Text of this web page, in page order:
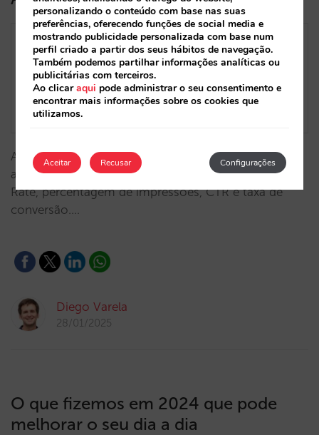
Aproveite ao máximo o Google Hotel Ads,
aumentando a sua visibilidade, procura, Participation
Rate, percentagem de impressões, CTR e taxa de
conversão.…
Diego Varela
28/01/2025
O que fizemos em 2024 que pode
melhorar o seu dia a dia
personalizando o conteúdo com base nas suas
preferências, oferecendo funções de social media e
mostrando publicidade personalizada com base num
perfil criado a partir dos seus hábitos de navegação.
Também podemos partilhar informações analíticas ou
publicitárias com terceiros.
Ao clicaraqui pode administrar o seu consentimento e
encontrar mais informações sobre os cookies que
utilizamos.
Aceitar Configurações
Recusar